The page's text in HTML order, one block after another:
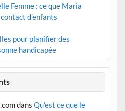
Femme : ce que Maria
d’enfants
pour planifier des
handicapée
dans Qu’est ce que le